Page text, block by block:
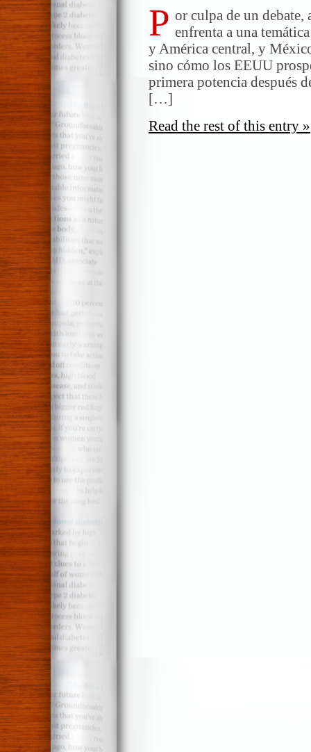
P or culpa de un debate,
enfrenta a una
y América central, y
sino cómo los EEUU
primera potencia después
[…]
Read the rest of this entry »